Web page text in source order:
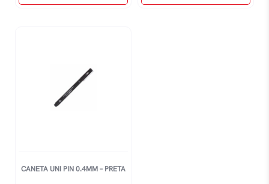
-
-
CANETA UNI PIN 0.4MM – PRETA